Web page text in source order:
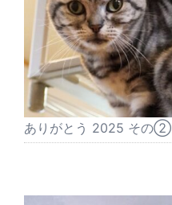
ありがとう 2025 その②